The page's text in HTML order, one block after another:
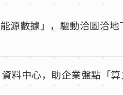
源數據」，驅動洽圖洽
料中心，助企業盤點「